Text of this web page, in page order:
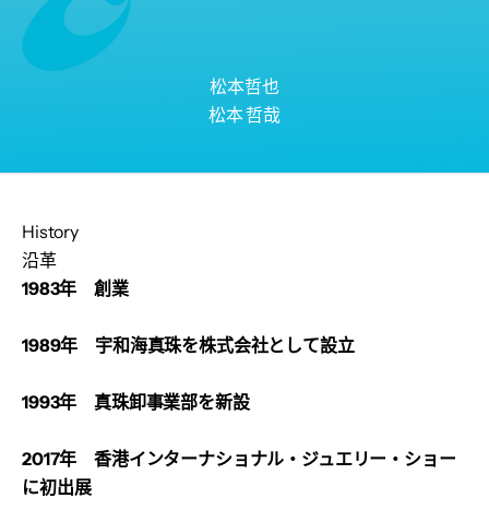
松本哲也
松本 哲哉
History
沿革
1983年 創業
1989年 宇和海真珠を株式会社として設立
1993年 真珠卸事業部を新設
2017年 香港インターナショナル・ジュエリー・ショー
に初出展